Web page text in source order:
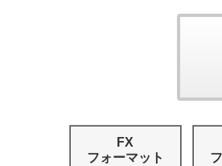
FX
フォーマット